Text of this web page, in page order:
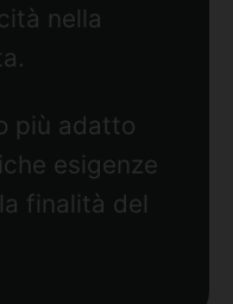
nella
più adatto
esigenze
finalità del